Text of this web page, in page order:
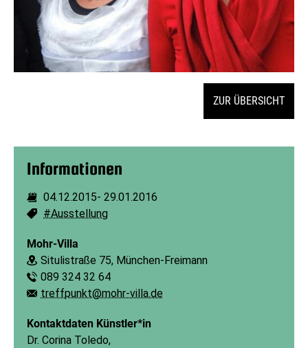
ZUR ÜBERSICHT
Informationen
Dauer:
04.12.2015-29.01.2016
Schlagworte:
#Ausstellung
Mohr-Villa
Ort:
Situlistraße 75, München-Freimann
Telefon:
089 324 32 64
E-Mail:
treffpunkt@mohr-villa.de
Kontaktdaten Künstler*in
Dr. Corina Toledo,